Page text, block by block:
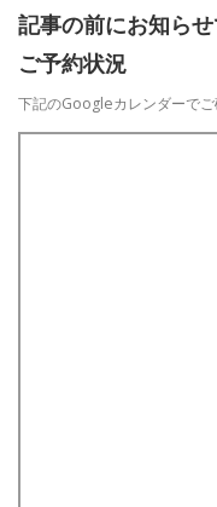
記事の前にお知ら
ご予約状況
下記のGoogleカレンダーでご